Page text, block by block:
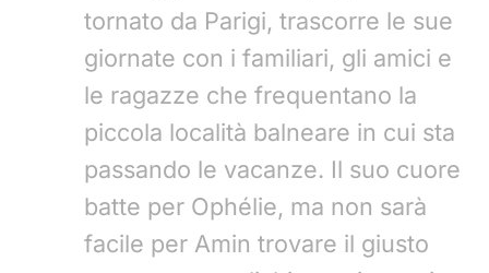
tornato da Parigi, trascorre le sue
giornate con i familiari, gli amici e
le ragazze che frequentano la
piccola località balneare in cui sta
passando le vacanze. Il suo cuore
batte per Ophélie, ma non sarà
facile per Amin trovare il giusto